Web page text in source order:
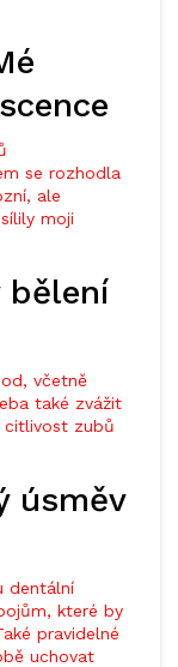
se rozhodla
ale
moji
bělení
včetně
také zvážit
citlivost zubů
úsměv
dentální
které by
pravidelné
uchovat